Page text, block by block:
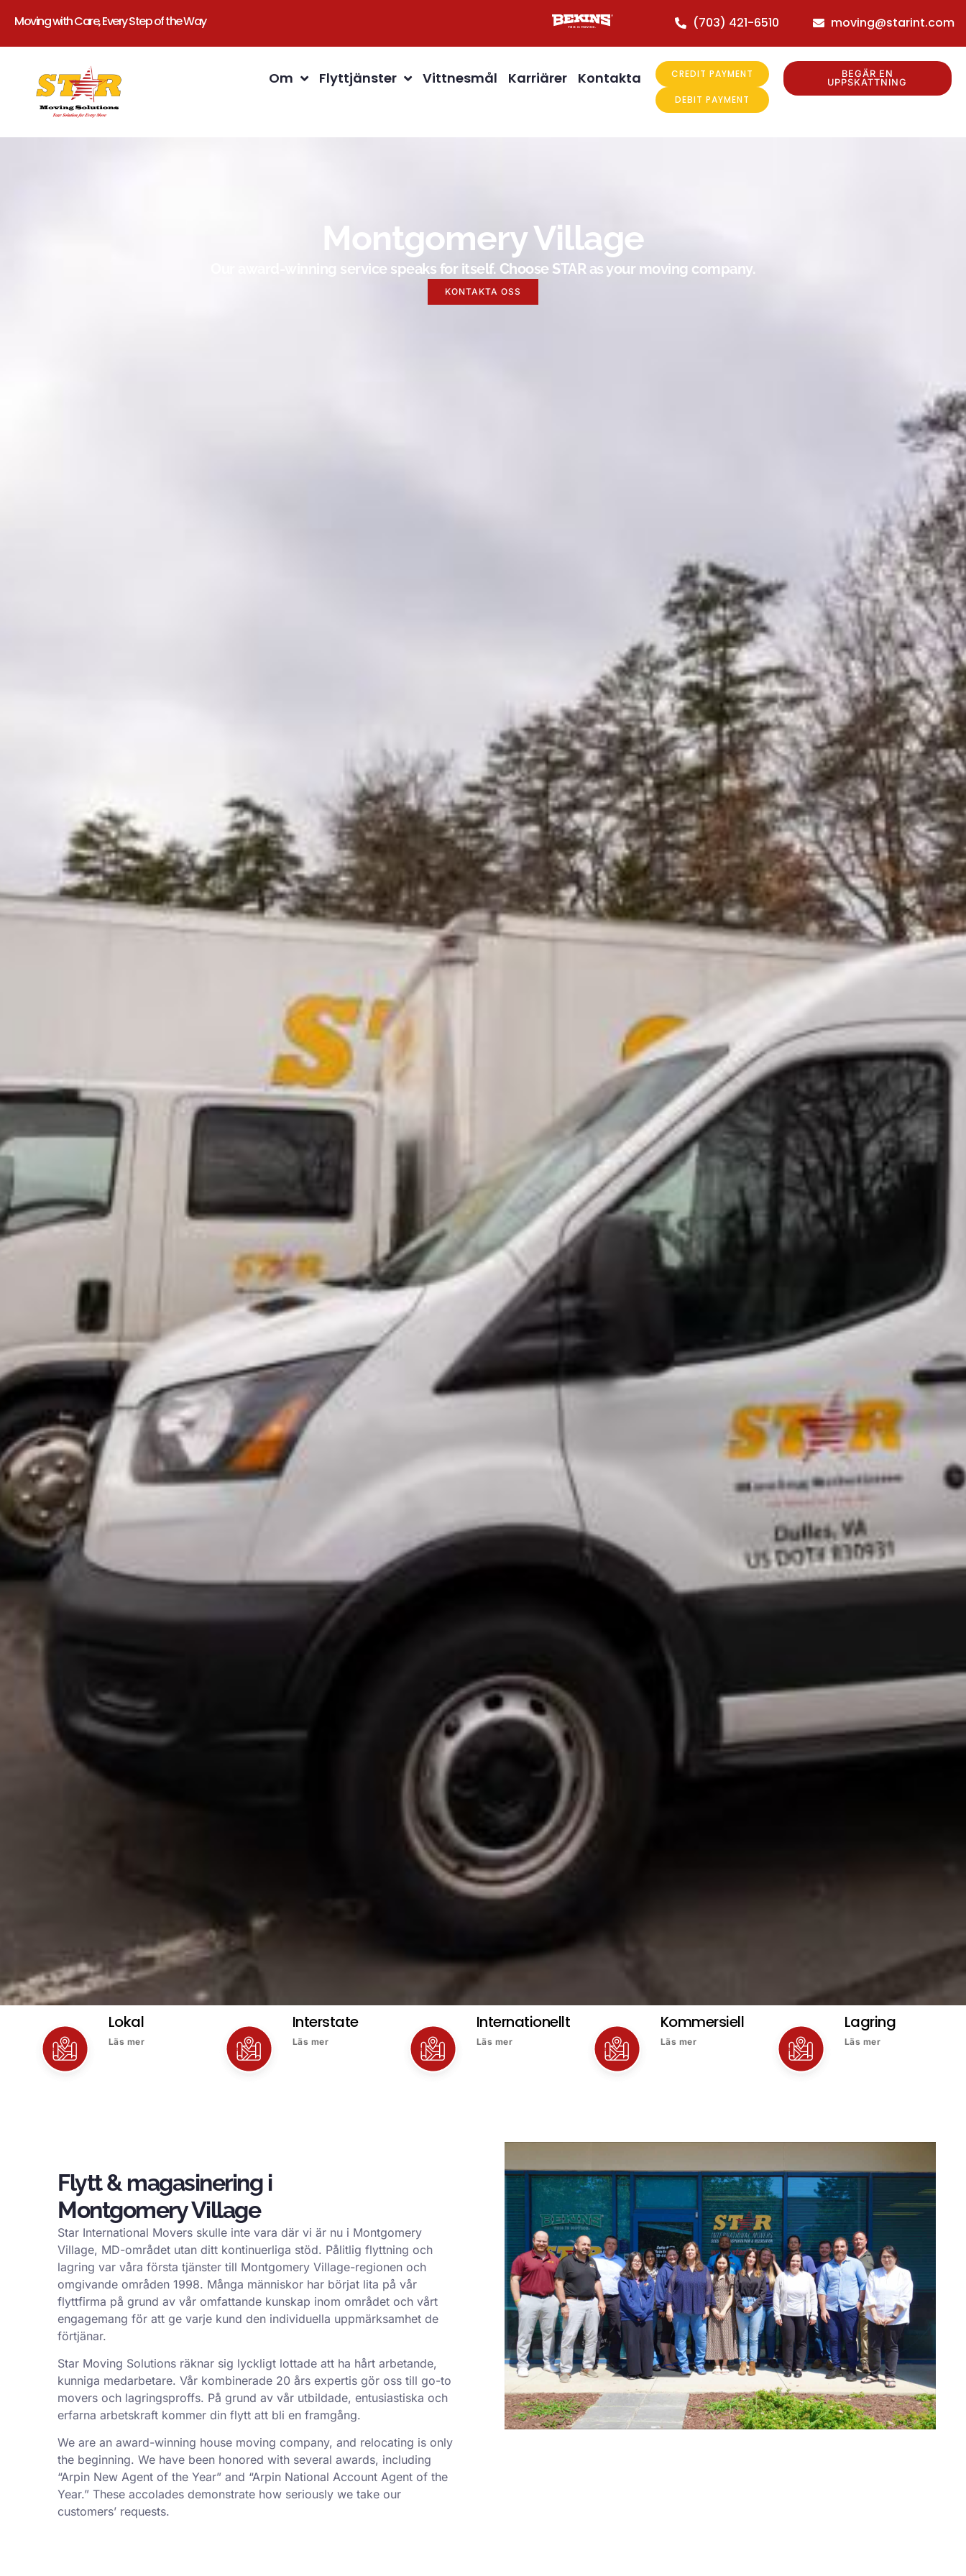
Moving with Care, Every Step of the Way (703) 421-6510 moving@starint.com
Om Flyttjänster Vittnesmål Karriärer Kontakta CREDIT PAYMENT
DEBIT PAYMENT
BEGÄR EN
UPPSKATTNING
Montgomery Village
Our award-winning service speaks for itself. Choose STAR as your moving company.
KONTAKTA OSS
Lokal
Läs mer
Interstate
Läs mer
Internationellt
Läs mer
Kommersiell
Läs mer
Lagring
Läs mer
Flytt & magasinering i
Montgomery Village
Star International Movers skulle inte vara där vi är nu i Montgomery
Village, MD-området utan ditt kontinuerliga stöd. Pålitlig flyttning och
lagring var våra första tjänster till Montgomery Village-regionen och
omgivande områden 1998. Många människor har börjat lita på vår
flyttfirma på grund av vår omfattande kunskap inom området och vårt
engagemang för att ge varje kund den individuella uppmärksamhet de
förtjänar.
Star Moving Solutions räknar sig lyckligt lottade att ha hårt arbetande,
kunniga medarbetare. Vår kombinerade 20 års expertis gör oss till go-to
movers och lagringsproffs. På grund av vår utbildade, entusiastiska och
erfarna arbetskraft kommer din flytt att bli en framgång.
We are an award-winning house moving company, and relocating is only
the beginning. We have been honored with several awards, including
“Arpin New Agent of the Year” and “Arpin National Account Agent of the
Year.” These accolades demonstrate how seriously we take our
customers’ requests.